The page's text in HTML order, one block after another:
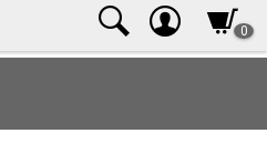
0